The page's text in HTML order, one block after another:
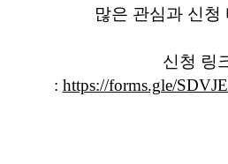
많은 관심과 신청
신청 링
: https://forms.gle/